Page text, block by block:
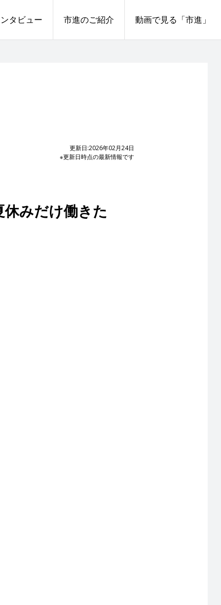
タビュー 市進のご紹介 動画で見る「市進」
更新日:2026年02月24日
※更新日時点の最新情報です
みだけ働きた